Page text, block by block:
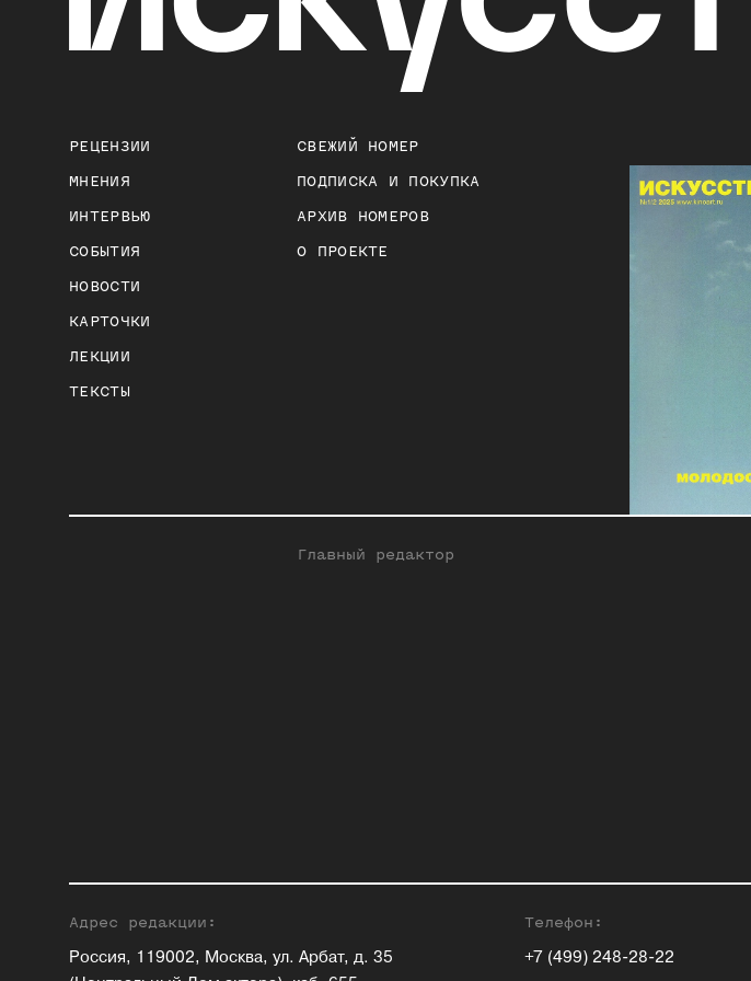
РЕЦЕНЗИИ
МНЕНИЯ
ИНТЕРВЬЮ
СОБЫТИЯ
НОВОСТИ
КАРТОЧКИ
ЛЕКЦИИ
ТЕКСТЫ
СВЕЖИЙ НОМЕР
ПОДПИСКА И ПОКУПКА
АРХИВ НОМЕРОВ
О ПРОЕКТЕ
Главный редактор
Адрес редакции:
Россия, 119002, Москва, ул. Арбат, д. 35
Телефон:
+7 (499) 248-28-22